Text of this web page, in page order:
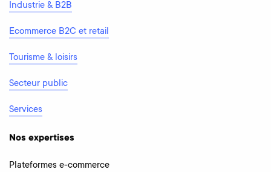
Industrie & B2B
Ecommerce B2C et retail
Tourisme & loisirs
Secteur public
Services
Nos expertises
Plateformes e-commerce